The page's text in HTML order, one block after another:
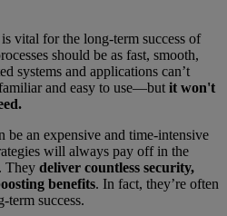
vital for the long-term success of
should be as fast, smooth,
systems and applications can’t
and easy to use—but it won't
be an expensive and time-intensive
will always pay off in the
They deliver countless security,
benefits. In fact, they’re often
term success.